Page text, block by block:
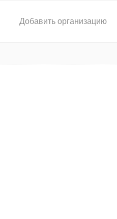
Добавить организацию